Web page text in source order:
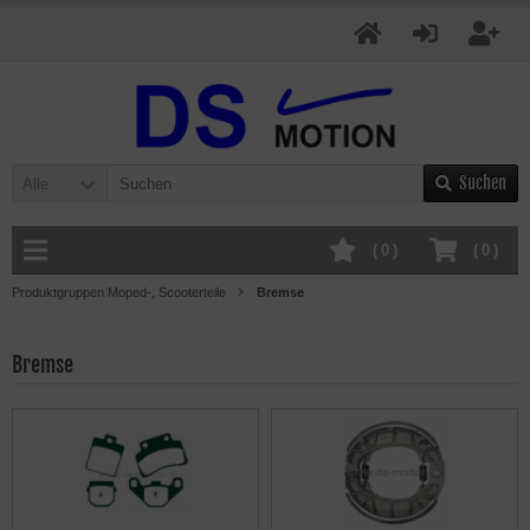
Alle Suchen
( 0 )
( 0 )
Produktgruppen Moped-, Scooterteile Bremse
Bremse